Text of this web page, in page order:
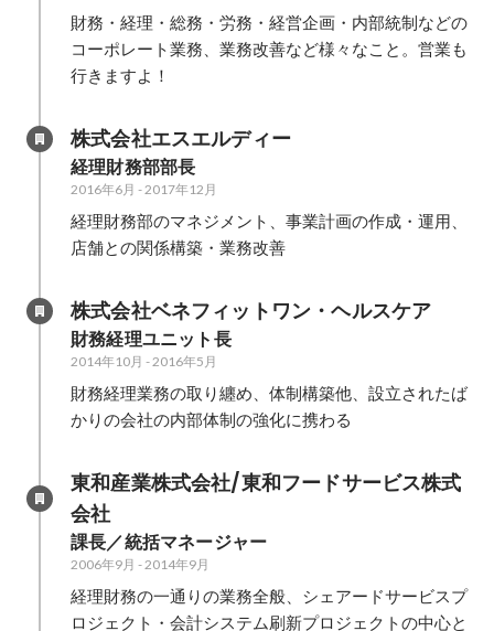
財務・経理・総務・労務・経営企画・内部統制などの
コーポレート業務、業務改善など様々なこと。営業も
行きますよ！
株式会社エスエルディー
経理財務部部長
2016年6月 -2017年12月
経理財務部のマネジメント、事業計画の作成・運用、
店舗との関係構築・業務改善
株式会社ベネフィットワン・ヘルスケア
財務経理ユニット長
2014年10月 -2016年5月
財務経理業務の取り纏め、体制構築他、設立されたば
かりの会社の内部体制の強化に携わる
東和産業株式会社/東和フードサービス株式
会社
課長／統括マネージャー
2006年9月 -2014年9月
経理財務の一通りの業務全般、シェアードサービスプ
ロジェクト・会計システム刷新プロジェクトの中心と